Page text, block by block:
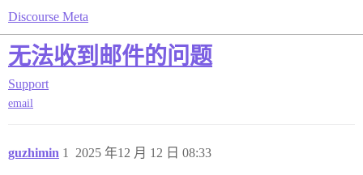
Discourse Meta
无法收到邮件的问题
Support
email
guzhimin 2025 年12 月 12 日 08:33
1